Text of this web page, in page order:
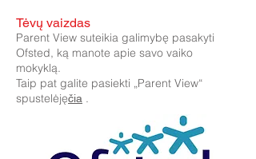
Tėvų vaizdas
Parent View suteikia galimybę pasakyti
Ofsted, ką manote apie savo vaiko
mokyklą.
Taip pat galite pasiekti „Parent View“
spustelėjęčia .